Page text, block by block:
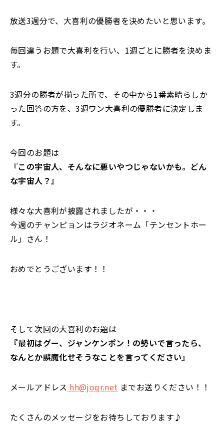
放送3週分で、大喜利の優勝者を決めたいと思います。
毎回違うお題で大喜利を行い、1週ごとに勝者を決めま
す。
3週分の勝者が揃った所で、その中から1番素晴らしか
った回答の方を、3週ワン大喜利の優勝者に決定しま
す。
今回のお題は
『この宇宙人、そんなに悪いやつじゃないかも。どん
な宇宙人？』
様々な大喜利が披露されましたが・・・
今週のチャンピョンはラジオネーム「テンセントホー
ル」さん！
おめでとうございます！！
そして次回の大喜利のお題は
『最初はグー、ジャンケンポン！の勢いで言ったら、
なんとか誤魔化せそうなことを言ってください』
メールアドレス hh@joqr.net までお送りください！！
たくさんのメッセージをお待ちしております♪